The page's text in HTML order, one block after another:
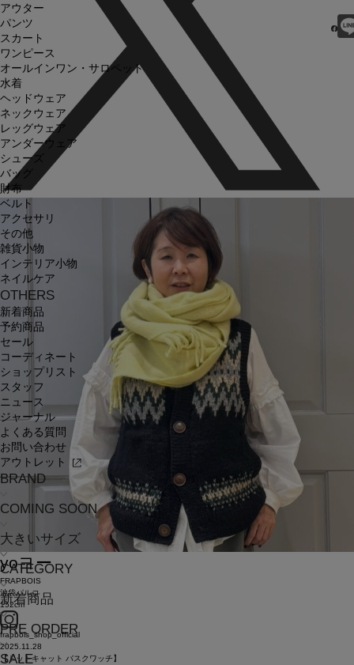
アウター
パンツ
スカート
ワンピース
オールインワン・サロペット
水着
ヘッドウェア
ネックウェア
レッグウェア
アンダーウェア
シューズ
バッグ
財布
ベルト
アクセサリ
その他
雑貨小物
インテリア小物
ネイルケア
OTHERS
新着商品
予約商品
セール
コーディネート
ショップリスト
スタッフ
ニュース
ジャーナル
よくある質問
お問い合わせ
アウトレット
BRAND
COMING SOON
大きいサイズ
CATEGORY
新着商品
PRE ORDER
SALE
yoヨー
FRAPBOIS
池袋パルコ
152cm
frapbois_shop_official
2025.11.28
【ドットキャット バスクワッチ】